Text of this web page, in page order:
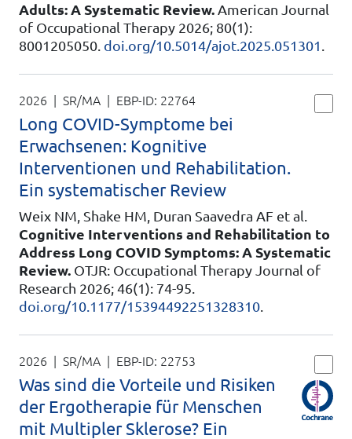
Adults: A Systematic Review. American Journal
of Occupational Therapy 2026; 80(1):
8001205050. doi.org/10.5014/ajot.2025.051301 .
2026 | SR/MA | EBP-ID: 22764
Long COVID-Symptome bei
Erwachsenen: Kognitive
Interventionen und Rehabilitation.
Ein systematischer Review
Weix NM, Shake HM, Duran Saavedra AF et al.
Cognitive Interventions and Rehabilitation to
Address Long COVID Symptoms: A Systematic
Review. OTJR: Occupational Therapy Journal of
Research 2026; 46(1): 74-95.
doi.org/10.1177/15394492251328310.
2026 | SR/MA | EBP-ID: 22753
Was sind die Vorteile und Risiken
der Ergotherapie für Menschen
mit Multipler Sklerose? Ein